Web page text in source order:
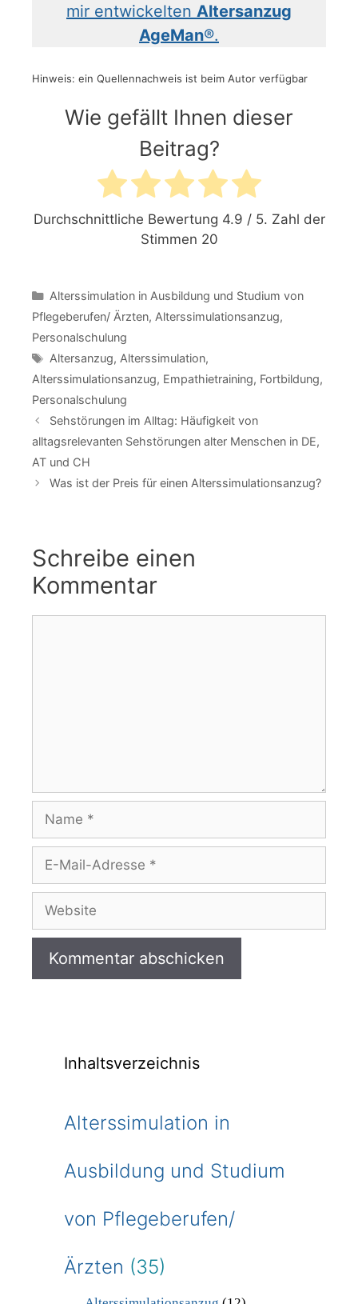
mir entwickelten Altersanzug
AgeMan®.
Hinweis: ein Quellennachweis ist beim Autor verfügbar
Wie gefällt Ihnen dieser
Beitrag?
Durchschnittliche Bewertung 4.9 / 5. Zahl der
Stimmen 20
Kategorien
Alterssimulation in Ausbildung und Studium von
Pflegeberufen/ Ärzten, Alterssimulationsanzug,
Personalschulung
Schlagwörter
Altersanzug, Alterssimulation,
Alterssimulationsanzug, Empathietraining, Fortbildung,
Personalschulung
Sehstörungen im Alltag: Häufigkeit von
alltagsrelevanten Sehstörungen alter Menschen in DE,
AT und CH
Was ist der Preis für einen Alterssimulationsanzug?
Schreibe einen
Kommentar
Mail-
Adresse
Inhaltsverzeichnis
Alterssimulation in
Ausbildung und Studium
von Pflegeberufen/
Ärzten (35)